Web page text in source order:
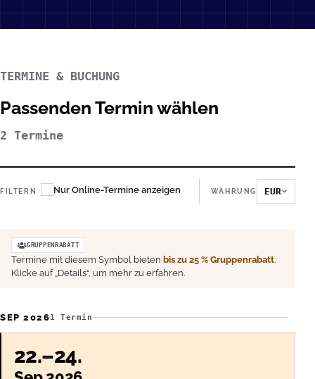
TERMINE & BUCHUNG
Passenden Termin wählen
2 Termine
FILTERN Nur Online-Termine anzeigen WÄHRUNG EUR
GRUPPENRABATT
Termine mit diesem Symbol bieten bis zu 25 % Gruppenrabatt.
Klicke auf „Details“, um mehr zu erfahren.
SEP 20261 Termin
22.–24.